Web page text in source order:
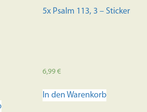
5x Psalm 113, 3 – Sticker
6,99€
In den Warenkorb